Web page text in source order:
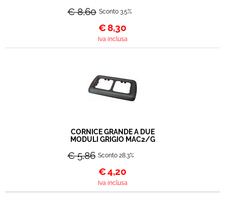
€ 8,60 Sconto 3.5%
€8,30
Iva inclusa
CORNICE GRANDE A DUE
MODULI GRIGIO MAC2/G
€ 5,86 Sconto 28.3%
€4,20
Iva inclusa